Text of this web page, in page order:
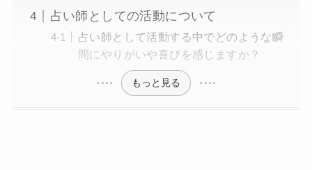
占い師としての活動について
占い師として活動する中でどのような瞬
間にやりがいや喜びを感じますか？
もっと見る